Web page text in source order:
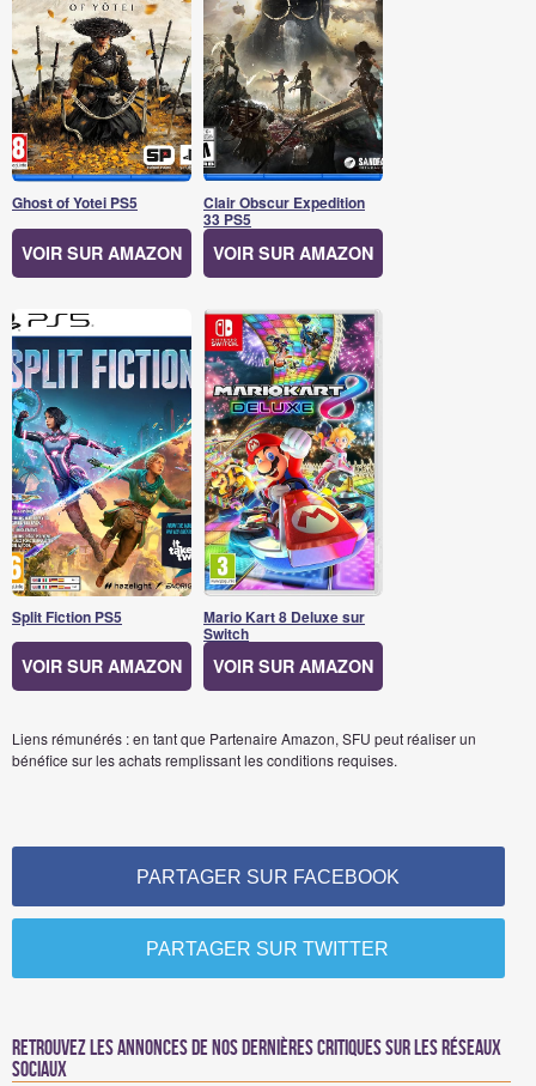
Ghost of Yotei PS5
VOIR SUR AMAZON
Clair Obscur Expedition
33 PS5
VOIR SUR AMAZON
Split Fiction PS5
VOIR SUR AMAZON
Mario Kart 8 Deluxe sur
Switch
VOIR SUR AMAZON
Liens rémunérés : en tant que Partenaire Amazon, SFU peut réaliser un
bénéfice sur les achats remplissant les conditions requises.
PARTAGER SUR FACEBOOK
PARTAGER SUR TWITTER
Retrouvez les annonces de nos dernières critiques sur les réseaux
sociaux